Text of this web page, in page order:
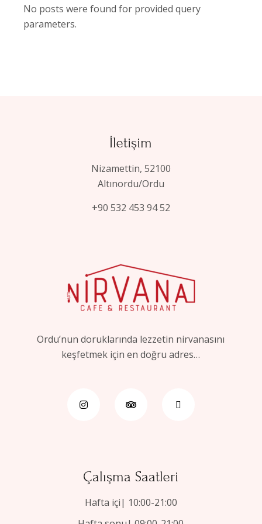
No posts were found for provided query
parameters.
İletişim
Nizamettin, 52100
Altınordu/Ordu
+90 532 453 94 52
Ordu’nun doruklarında lezzetin nirvanasını
keşfetmek için en doğru adres…
Çalışma Saatleri
Hafta içi| 10:00-21:00